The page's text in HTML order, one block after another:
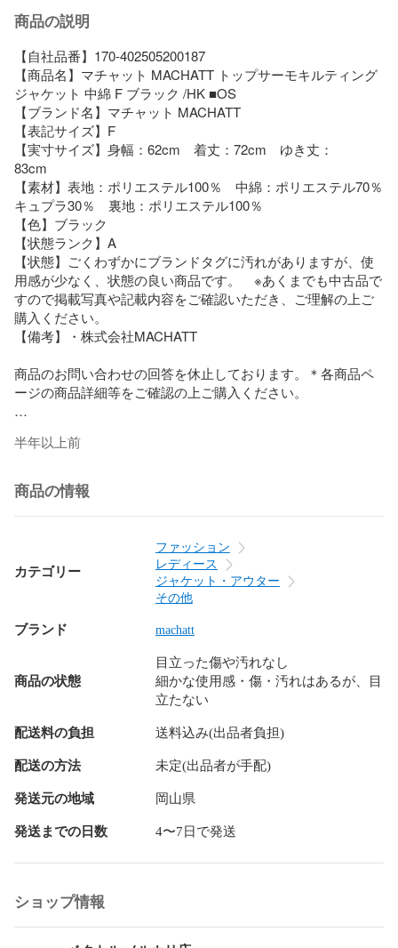
商品の説明
【自社品番】170-402505200187
【商品名】マチャット MACHATT トップサーモキルティング
ジャケット 中綿 F ブラック /HK ■OS
【ブランド名】マチャット MACHATT
【表記サイズ】F
【実寸サイズ】身幅：62cm　着丈：72cm　ゆき丈：
83cm
【素材】表地：ポリエステル100％　中綿：ポリエステル70％
キュプラ30％　裏地：ポリエステル100％
【色】ブラック
【状態ランク】A
【状態】ごくわずかにブランドタグに汚れがありますが、使
用感が少なく、状態の良い商品です。　※あくまでも中古品で
すので掲載写真や記載内容をご確認いただき、ご理解の上ご
購入ください。
【備考】・株式会社MACHATT
商品のお問い合わせの回答を休止しております。＊各商品ペ
ージの商品詳細等をご確認の上ご購入ください。
にて欠品になることもございます。予めご了承頂ますようお
願い致します。
半年以上前
商品の情報
カテゴリー
ファッション
レディース
ジャケット・アウター
その他
ブランド machatt
商品の状態
目立った傷や汚れなし
細かな使用感・傷・汚れはあるが、目
立たない
配送料の負担 送料込み(出品者負担)
配送の方法 未定(出品者が手配)
発送元の地域 岡山県
発送までの日数 4〜7日で発送
ショップ情報